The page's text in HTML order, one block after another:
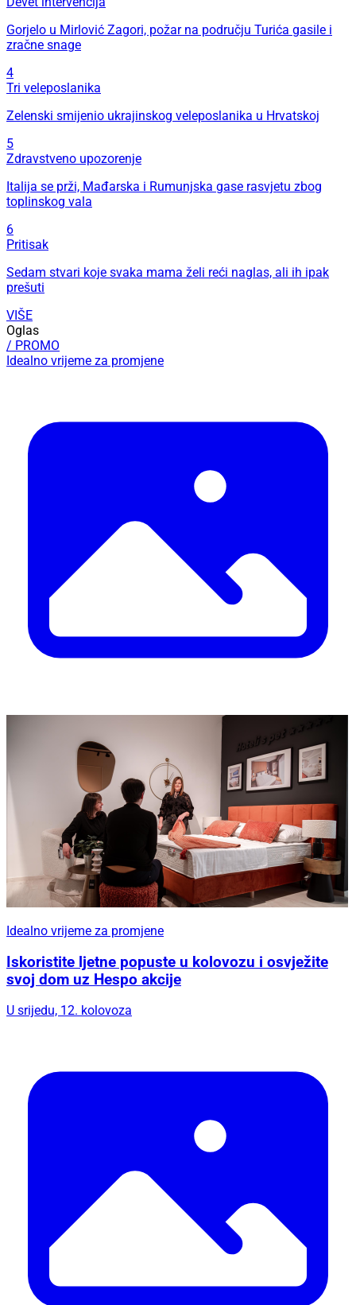
Gorjelo u Mirlović Zagori, požar na području Turića gasile i
zračne snage
4
Tri veleposlanika
Zelenski smijenio ukrajinskog veleposlanika u Hrvatskoj
5
Zdravstveno upozorenje
Italija se prži, Mađarska i Rumunjska gase rasvjetu zbog
toplinskog vala
6
Pritisak
Sedam stvari koje svaka mama želi reći naglas, ali ih ipak
prešuti
VIŠE
Oglas
/ PROMO
Idealno vrijeme za promjene
Idealno vrijeme za promjene
Iskoristite ljetne popuste u kolovozu i osvježite
svoj dom uz Hespo akcije
U srijedu, 12. kolovoza